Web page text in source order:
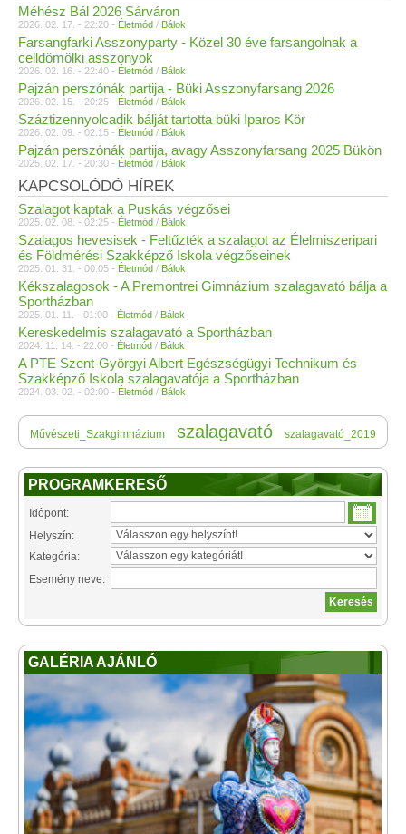
Méhész Bál 2026 Sárváron
2026. 02. 17. - 22:20 - Életmód / Bálok
Farsangfarki Asszonyparty - Közel 30 éve farsangolnak a
celldömölki asszonyok
2026. 02. 16. - 22:40 - Életmód / Bálok
Pajzán perszónák partija - Büki Asszonyfarsang 2026
2026. 02. 15. - 20:25 - Életmód / Bálok
Száztizennyolcadik bálját tartotta büki Iparos Kör
2026. 02. 09. - 02:15 - Életmód / Bálok
Pajzán perszónák partija, avagy Asszonyfarsang 2025 Bükön
2025. 02. 17. - 20:30 - Életmód / Bálok
KAPCSOLÓDÓ HÍREK
Szalagot kaptak a Puskás végzősei
2025. 02. 08. - 02:25 - Életmód / Bálok
Szalagos hevesisek - Feltűzték a szalagot az Élelmiszeripari
és Földmérési Szakképző Iskola végzőseinek
2025. 01. 31. - 00:05 - Életmód / Bálok
Kékszalagosok - A Premontrei Gimnázium szalagavató bálja a
Sportházban
2025. 01. 11. - 01:00 - Életmód / Bálok
Kereskedelmis szalagavató a Sportházban
2024. 11. 14. - 22:00 - Életmód / Bálok
A PTE Szent-Györgyi Albert Egészségügyi Technikum és
Szakképző Iskola szalagavatója a Sportházban
2024. 03. 02. - 02:00 - Életmód / Bálok
Művészeti_Szakgimnázium szalagavató szalagavató_2019
PROGRAMKERESŐ
Időpont:
Helyszín:
Kategória:
Esemény neve:
GALÉRIA AJÁNLÓ